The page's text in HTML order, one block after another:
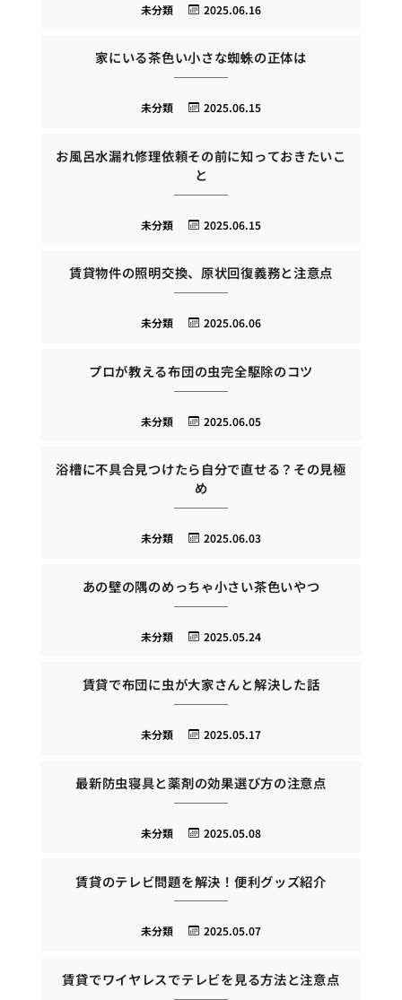
2025.06.16
未分類
家にいる茶色い小さな蜘蛛の正体は
2025.06.15
未分類
お風呂水漏れ修理依頼その前に知っておきたいこ
と
2025.06.15
未分類
賃貸物件の照明交換、原状回復義務と注意点
2025.06.06
未分類
プロが教える布団の虫完全駆除のコツ
2025.06.05
未分類
浴槽に不具合見つけたら自分で直せる？その見極
め
2025.06.03
未分類
あの壁の隅のめっちゃ小さい茶色いやつ
2025.05.24
未分類
賃貸で布団に虫が大家さんと解決した話
2025.05.17
未分類
最新防虫寝具と薬剤の効果選び方の注意点
2025.05.08
未分類
賃貸のテレビ問題を解決！便利グッズ紹介
2025.05.07
未分類
賃貸でワイヤレスでテレビを見る方法と注意点